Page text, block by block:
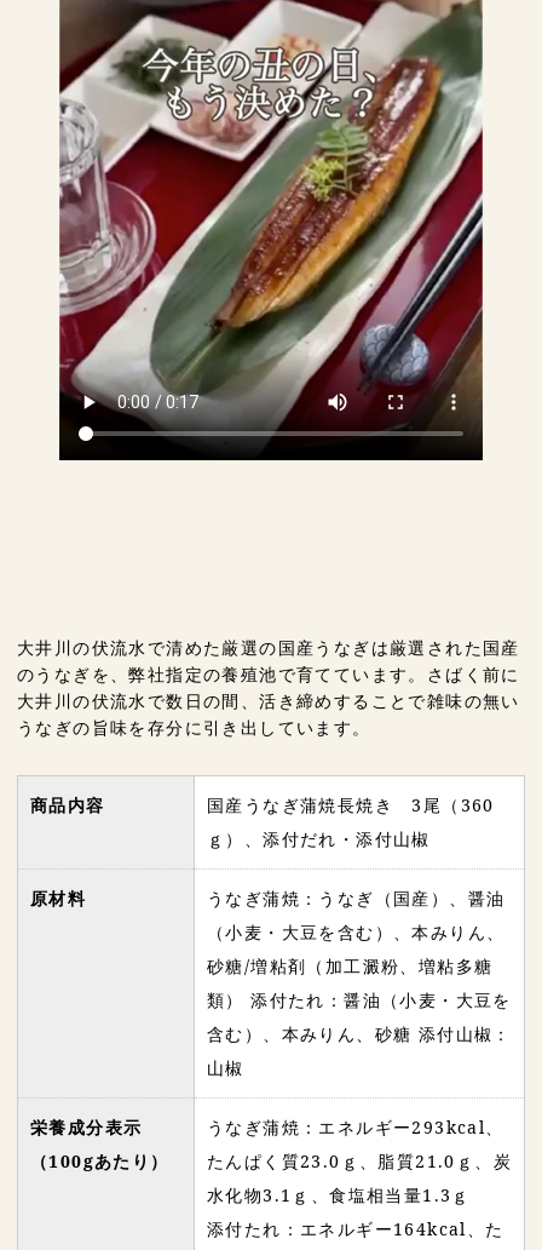
大井川の伏流水で清めた厳選の国産うなぎは厳選された国産
のうなぎを、弊社指定の養殖池で育てています。さばく前に
大井川の伏流水で数日の間、活き締めすることで雑味の無い
うなぎの旨味を存分に引き出しています。
商品内容
国産うなぎ蒲焼長焼き 3尾（360
ｇ）、添付だれ・添付山椒
原材料
うなぎ蒲焼：うなぎ（国産）、醤油
（小麦・大豆を含む）、本みりん、
砂糖/増粘剤（加工澱粉、増粘多糖
類） 添付たれ：醤油（小麦・大豆を
含む）、本みりん、砂糖 添付山椒：
山椒
栄養成分表示
（100gあたり）
うなぎ蒲焼：エネルギー293kcal、
たんぱく質23.0ｇ、脂質21.0ｇ、炭
水化物3.1ｇ、食塩相当量1.3ｇ
添付たれ：エネルギー164kcal、た